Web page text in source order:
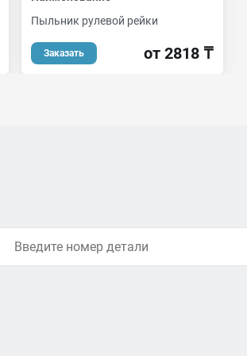
Пыльник рулевой рейки
Заказать от 2818 ₸